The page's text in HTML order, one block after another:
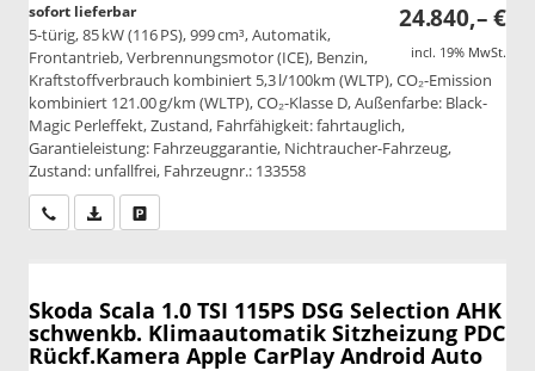
24.840,– €
incl. 19% MwSt.
sofort lieferbar
5-türig, 85 kW (116 PS), 999 cm³, Automatik,
Frontantrieb, Verbrennungsmotor (ICE), Benzin,
Kraftstoffverbrauch kombiniert 5,3 l/100km (WLTP), CO₂-Emission
kombiniert 121.00 g/km (WLTP), CO₂-Klasse D, Außenfarbe: Black-
Magic Perleffekt, Zustand, Fahrfähigkeit: fahrtauglich,
Garantieleistung: Fahrzeuggarantie, Nichtraucher-Fahrzeug,
Zustand: unfallfrei, Fahrzeugnr.: 133558
Wir rufen Sie anPDF-Datei, Fahrzeugexposé drucken
Skoda Scala 1.0 TSI 115PS DSG Selection AHK
schwenkb. Klimaautomatik Sitzheizung PDC
Rückf.Kamera Apple CarPlay Android Auto